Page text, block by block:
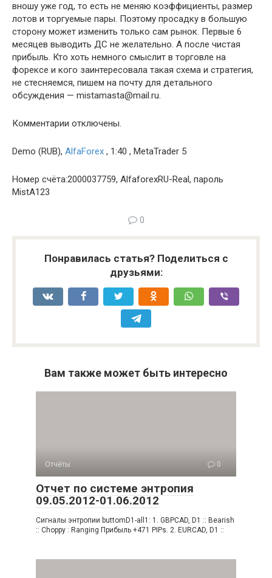
вношу уже год, то есть не меняю коэффициенты, размер
лотов и торгуемые пары. Поэтому просадку в большую
сторону может изменить только сам рынок. Первые 6
месяцев выводить ДС не желательно. А после чистая
прибыль. Кто хоть немного смыслит в торговле на
форексе и кого заинтересовала такая схема и стратегия,
не стесняемся, пишем на почту для детального
обсуждения — mistamasta@mail.ru.
Комментарии отключены.
Demo (RUB), AlfaForex , 1:40 , MetaTrader 5
Номер счёта:2000037759, AlfaforexRU-Real, пароль
MistA123
0
Понравилась статья? Поделиться с
друзьями:
Вам также может быть интересно
Отчёты 0
Отчет по системе энтропия
09.05.2012-01.06.2012
Сигналы энтропии buttomD1-all1: 1. GBPCAD, D1 :: Bearish
:: Choppy : Ranging Прибыль +471 PIPs. 2. EURCAD, D1 ::